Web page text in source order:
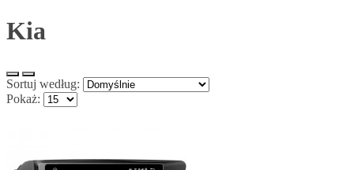
Kia
Sortuj według:
Pokaż: